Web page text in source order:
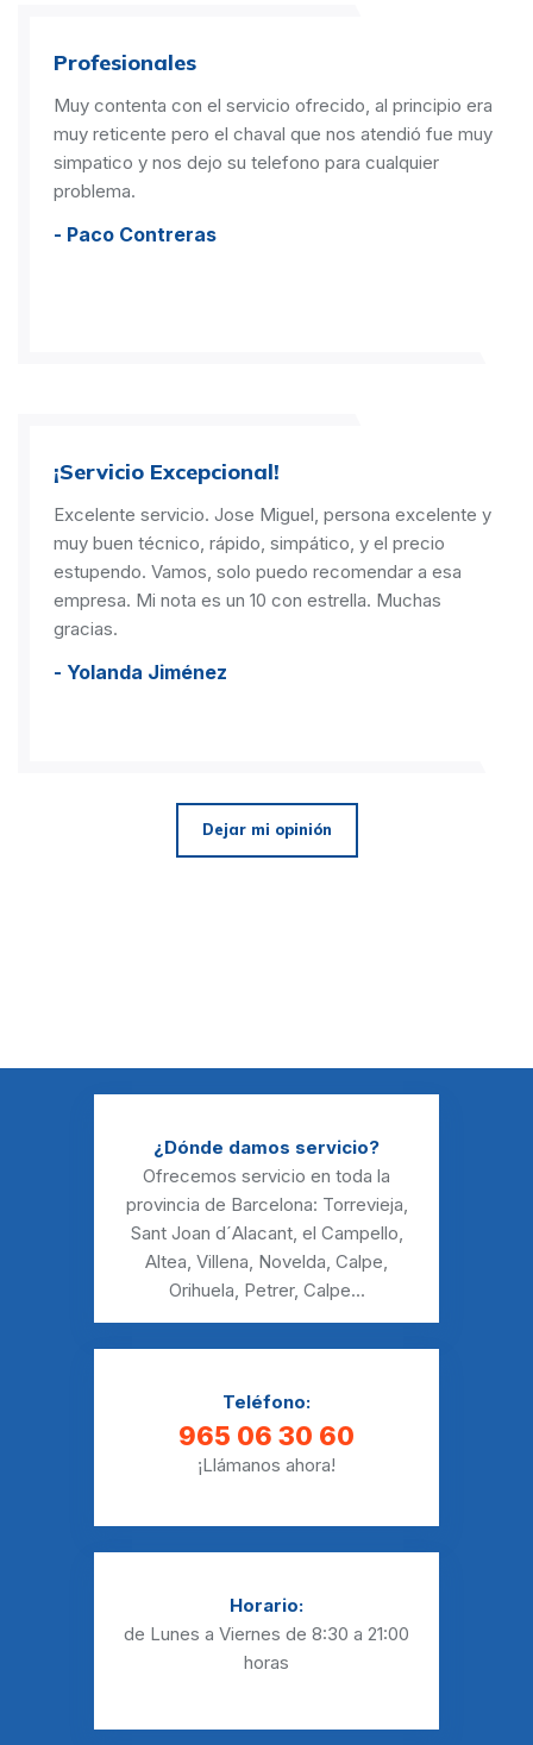
Profesionales
Muy contenta con el servicio ofrecido, al principio era
muy reticente pero el chaval que nos atendió fue muy
simpatico y nos dejo su telefono para cualquier
problema.
- Paco Contreras
¡Servicio Excepcional!
Excelente servicio. Jose Miguel, persona excelente y
muy buen técnico, rápido, simpático, y el precio
estupendo. Vamos, solo puedo recomendar a esa
empresa. Mi nota es un 10 con estrella. Muchas
gracias.
- Yolanda Jiménez
Dejar mi opinión
¿Dónde damos servicio?
Ofrecemos servicio en toda la
provincia de Barcelona: Torrevieja,
Sant Joan d´Alacant, el Campello,
Altea, Villena, Novelda, Calpe,
Orihuela, Petrer, Calpe...
Teléfono:
965 06 30 60
¡Llámanos ahora!
Horario:
de Lunes a Viernes de 8:30 a 21:00
horas